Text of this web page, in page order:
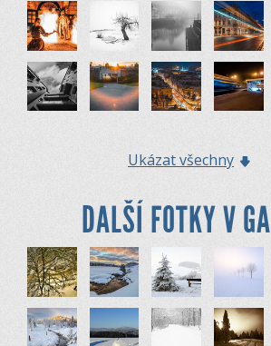
Ukázat všechny
DALŠÍ FOTKY V